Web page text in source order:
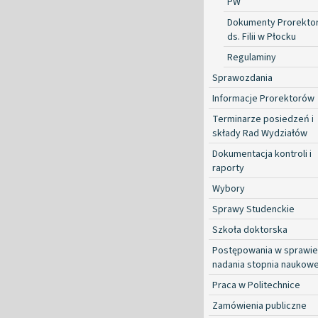
Dokumenty
ds. Filii w Płocku
Regulaminy
Sprawozdania
Informacje Prorektorów
Terminarze posiedzeń i
składy Rad Wydziałów
Dokumentacja kontroli i
raporty
Wybory
Sprawy Studenckie
Szkoła doktorska
Postępowania w sprawie
nadania stopnia
Praca w Politechnice
Zamówienia publiczne